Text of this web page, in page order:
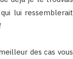
lui ressemblerait
des cas vous